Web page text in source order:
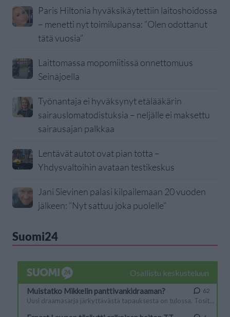
Paris Hiltonia hyväksikäytettiin laitoshoidossa
– menetti nyt toimilupansa: ”Olen odottanut
tätä vuosia”
Laittomassa mopomiitissä onnettomuus
Seinäjoella
Työnantaja ei hyväksynyt etälääkärin
sairauslomatodistuksia – neljälle ei maksettu
sairausajan palkkaa
Lentävät autot ovat pian totta –
Yhdysvaltoihin avataan testikeskus
Jani Sievinen palasi kilpailemaan 20 vuoden
jälkeen: ”Nyt sattuu joka puolelle”
Suomi24